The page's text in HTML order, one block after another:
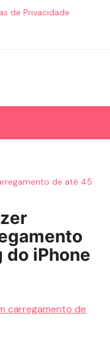
de Privacidade
de até 45
do iPhone
carregamento de